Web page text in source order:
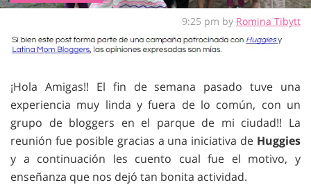
9:25 pm by Romina Tibytt
¡Hola Amigas!! El fin de semana pasado tuve una
experiencia muy linda y fuera de lo común, con un
grupo de bloggers en el parque de mi ciudad!! La
reunión fue posible gracias a una iniciativa de Huggies
y a continuación les cuento cual fue el motivo, y
enseñanza que nos dejó tan bonita actividad.